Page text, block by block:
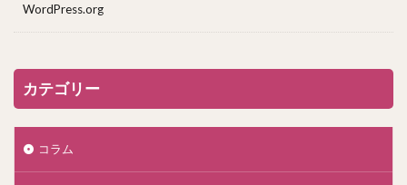
WordPress.org
カテゴリー
コラム